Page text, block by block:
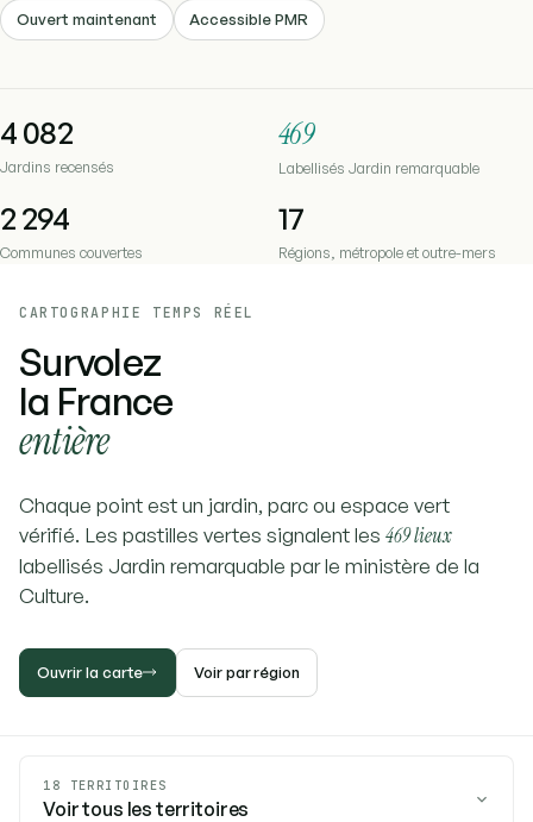
Ouvert maintenant Accessible PMR
4 082
Jardins recensés
469
Labellisés Jardin remarquable
2 294
Communes couvertes
17
Régions, métropole et outre-mers
CARTOGRAPHIE TEMPS RÉEL
Survolez
la France
entière
Chaque point est un jardin, parc ou espace vert
vérifié. Les pastilles vertes signalent les 469 lieux
labellisés Jardin remarquable par le ministère de la
Culture.
Ouvrir la carte Voir par région
18 TERRITOIRES
Voir tous les territoires